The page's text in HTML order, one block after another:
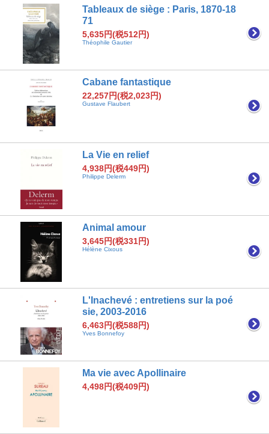
Tableaux de siège : Paris, 1870-18
71
5,635円(税512円)
Théophile Gautier
Cabane fantastique
22,257円(税2,023円)
Gustave Flaubert
La Vie en relief
4,938円(税449円)
Philippe Delerm
Animal amour
3,645円(税331円)
Hélène Cixous
L'Inachevé : entretiens sur la poé
sie, 2003-2016
6,463円(税588円)
Yves Bonnefoy
Ma vie avec Apollinaire
4,498円(税409円)